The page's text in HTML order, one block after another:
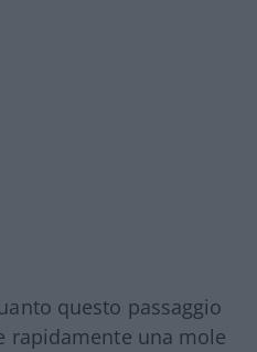
questo passaggio
rapidamente una mole